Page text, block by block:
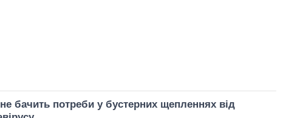
бачить потреби у бустерних щепленнях від